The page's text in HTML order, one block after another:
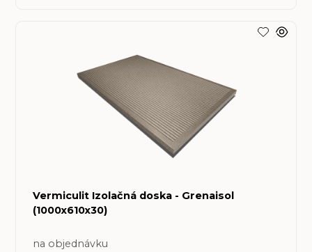
Vermiculit Izolačná doska - Grenaisol
(1000x610x30)
na objednávku